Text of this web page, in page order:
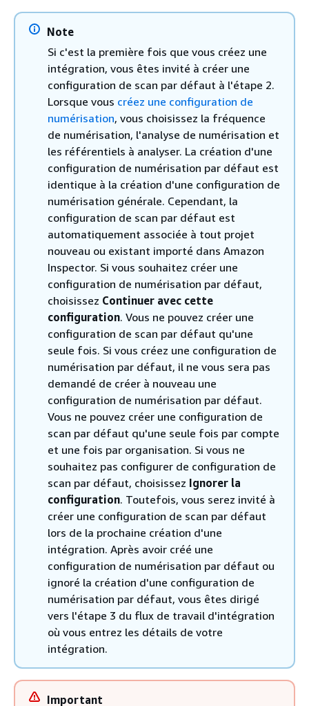
Note
Si c'est la première fois que vous créez une
intégration, vous êtes invité à créer une
configuration de scan par défaut à l'étape 2.
Lorsque vous créez une configuration de
numérisation, vous choisissez la fréquence
de numérisation, l'analyse de numérisation et
les référentiels à analyser. La création d'une
configuration de numérisation par défaut est
identique à la création d'une configuration de
numérisation générale. Cependant, la
configuration de scan par défaut est
automatiquement associée à tout projet
nouveau ou existant importé dans Amazon
Inspector. Si vous souhaitez créer une
configuration de numérisation par défaut,
choisissez Continuer avec cette
configuration. Vous ne pouvez créer une
configuration de scan par défaut qu'une
seule fois. Si vous créez une configuration de
numérisation par défaut, il ne vous sera pas
demandé de créer à nouveau une
configuration de numérisation par défaut.
Vous ne pouvez créer une configuration de
scan par défaut qu'une seule fois par compte
et une fois par organisation. Si vous ne
souhaitez pas configurer de configuration de
scan par défaut, choisissez Ignorer la
configuration. Toutefois, vous serez invité à
créer une configuration de scan par défaut
lors de la prochaine création d'une
intégration. Après avoir créé une
configuration de numérisation par défaut ou
ignoré la création d'une configuration de
numérisation par défaut, vous êtes dirigé
vers l'étape 3 du flux de travail d'intégration
où vous entrez les détails de votre
intégration.
Important